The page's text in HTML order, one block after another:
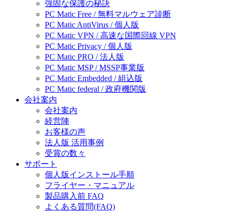
強固な保護の秘訣
PC Matic Free / 無料マルウェア診断
PC Matic AntiVirus / 個人版
PC Matic VPN / 高速な国際回線 VPN
PC Matic Privacy / 個人版
PC Matic PRO / 法人版
PC Matic MSP / MSSP事業版
PC Matic Embedded / 組込版
PC Matic federal / 政府機関版
会社案内
会社案内
経営陣
お客様の声
法人版 活用事例
受賞の数々
サポート
個人版インストール手順
フライヤー・マニュアル
製品購入前 FAQ
よくある質問(FAQ)